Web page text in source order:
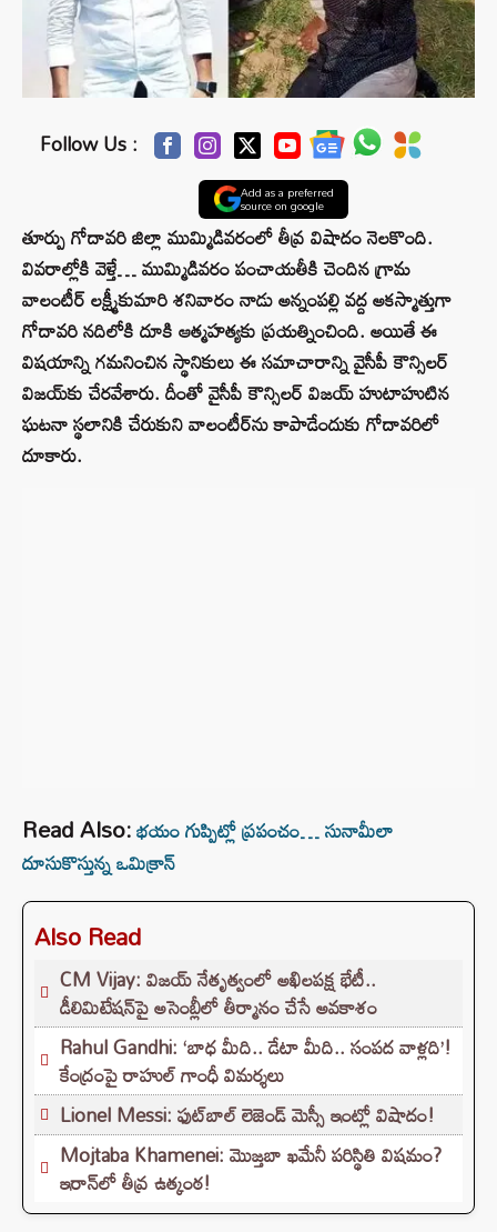
Follow Us :
Add as a preferred
source on google
తూర్పు గోదావరి జిల్లా ముమ్మిడివరంలో తీవ్ర విషాదం నెలకొంది.
వివరాల్లోకి వెళ్తే… ముమ్మిడివరం పంచాయతీకి చెందిన గ్రామ
వాలంటీర్ లక్ష్మీకుమారి శనివారం నాడు అన్నంపల్లి వద్ద అకస్మాత్తుగా
గోదావరి నదిలోకి దూకి ఆత్మహత్యకు ప్రయత్నించింది. అయితే ఈ
విషయాన్ని గమనించిన స్థానికులు ఈ సమాచారాన్ని వైసీపీ కౌన్సిలర్
విజయ్‌కు చేరవేశారు. దీంతో వైసీపీ కౌన్సిలర్ విజయ్ హుటాహుటిన
ఘటనా స్థలానికి చేరుకుని వాలంటీర్‌ను కాపాడేందుకు గోదావరిలో
దూకారు.
Read Also:భ‌యం గుప్పిట్లో ప్ర‌పంచం… సునామీలా
దూసుకొస్తున్న ఒమిక్రాన్‌
Also Read
CM Vijay: విజయ్ నేతృత్వంలో అఖిలపక్ష భేటీ..
డీలిమిటేషన్‌పై అసెంబ్లీలో తీర్మానం చేసే అవకాశం
Rahul Gandhi: ‘బాధ మీది.. డేటా మీది.. సంపద వాళ్లది’!
కేంద్రంపై రాహుల్ గాంధీ విమర్శలు
Lionel Messi: ఫుట్‌బాల్ లెజెండ్ మెస్సీ ఇంట్లో విషాదం!
Mojtaba Khamenei: మొజ్తబా ఖమేనీ పరిస్థితి విషమం?
ఇరాన్‌లో తీవ్ర ఉత్కంఠ!